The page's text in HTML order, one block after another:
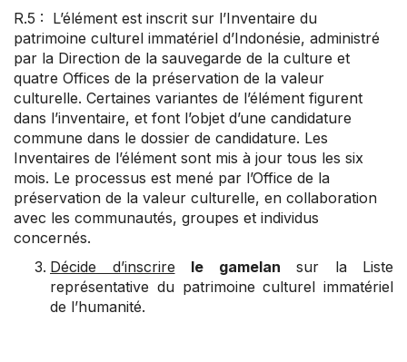
R.5 : L’élément est inscrit sur l’Inventaire du
patrimoine culturel immatériel d’Indonésie, administré
par la Direction de la sauvegarde de la culture et
quatre Offices de la préservation de la valeur
culturelle. Certaines variantes de l’élément figurent
dans l’inventaire, et font l’objet d’une candidature
commune dans le dossier de candidature. Les
Inventaires de l’élément sont mis à jour tous les six
mois. Le processus est mené par l’Office de la
préservation de la valeur culturelle, en collaboration
avec les communautés, groupes et individus
concernés.
Décide d’inscrire
le gamelan sur la Liste
représentative du patrimoine culturel immatériel
de l’humanité.